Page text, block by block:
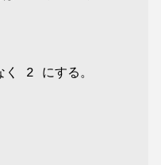
く 2 にする。